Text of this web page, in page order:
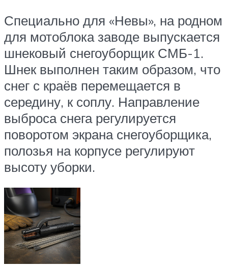
Специально для «Невы», на родном
для мотоблока заводе выпускается
шнековый снегоуборщик СМБ-1.
Шнек выполнен таким образом, что
снег с краёв перемещается в
середину, к соплу. Направление
выброса снега регулируется
поворотом экрана снегоуборщика,
полозья на корпусе регулируют
высоту уборки.